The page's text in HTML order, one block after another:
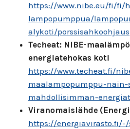
https://www.nibe.eu/fi/fi/
lampopumppua/
alykoti/porssisahkoohjaus
Techeat: NIBE-
energiatehokas koti
https://www.techeat.fi/
maalampopumppu-nain-
mahdollisimman-
Viranomaislähde
https://